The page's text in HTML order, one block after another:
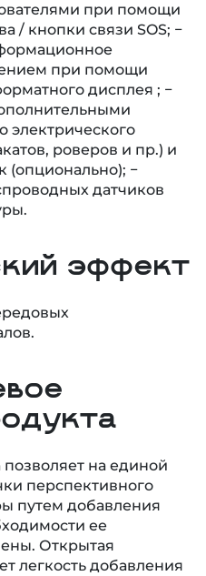
при помощи
/ кнопки связи SOS; −
при помощи
дисплея ; −
электрического
роверов и пр.) и
(опционально); −
датчиков
эффект
на единой
перспективного
путем добавления
ее
Открытая
легкость добавления